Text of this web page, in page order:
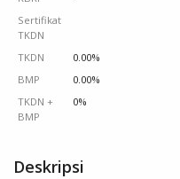
Sertifikat
TKDN
TKDN
0.00%
BMP
0.00%
TKDN +
BMP
0%
Deskripsi